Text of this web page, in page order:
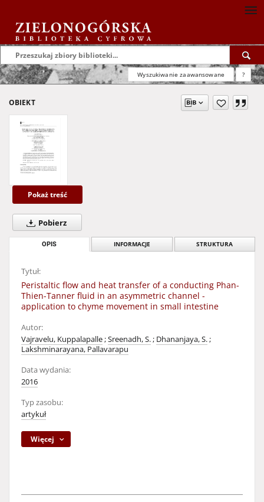
Wyszukiwanie zaawansowane ?
OBIEKT
Pokaż treść
Pobierz
OPIS INFORMACJE STRUKTURA
Tytuł:
Peristaltic flow and heat transfer of a conducting Phan-
Thien-Tanner fluid in an asymmetric channel -
application to chyme movement in small intestine
Autor:
Vajravelu, Kuppalapalle;Sreenadh, S.; Dhananjaya, S.;
Lakshminarayana, Pallavarapu
Data wydania:
2016
Typ zasobu:
artykuł
Więcej